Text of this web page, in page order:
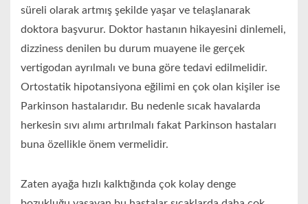
süreli olarak artmış şekilde yaşar ve telaşlanarak
doktora başvurur. Doktor hastanın hikayesini dinlemeli,
dizziness denilen bu durum muayene ile gerçek
vertigodan ayrılmalı ve buna göre tedavi edilmelidir.
Ortostatik hipotansiyona eğilimi en çok olan kişiler ise
Parkinson hastalarıdır. Bu nedenle sıcak havalarda
herkesin sıvı alımı artırılmalı fakat Parkinson hastaları
buna özellikle önem vermelidir.
Zaten ayağa hızlı kalktığında çok kolay denge